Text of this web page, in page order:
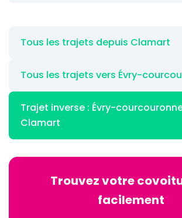
Tous les trajets depuis Clamart
Tous les trajets vers Évry-
Trajet inverse : Évry-
Clamart
Trouvez votre
facilement